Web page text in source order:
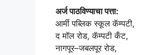
अर्ज पाठविण्याचा पत्ता:
आर्मी पब्लिक स्कूल कॅम्पटी,
द मॉल रोड, कॅम्पटी कँट,
नागपूर–जबलपूर रोड,